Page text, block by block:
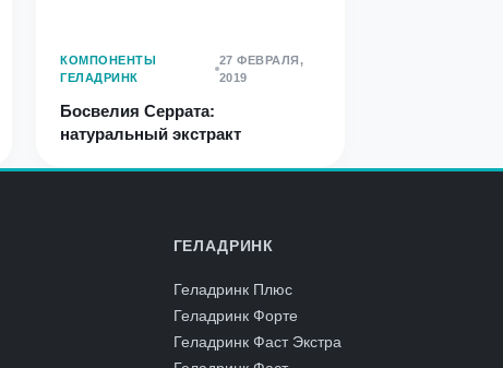
КОМПОНЕНТЫ
ГЕЛАДРИНК
27 ФЕВРАЛЯ,
2019
Босвелия Серрата:
натуральный экстракт
ГЕЛАДРИНК
Геладринк Плюс
Геладринк Форте
Геладринк Фаст Экстра